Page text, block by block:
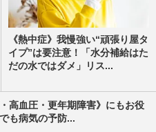
《熱中症》我慢強い“頑張り屋タ
イプ”は要注意！「水分補給はた
だの水ではダメ」リス...
高血圧・更年期障害》にもお役
も病気の予防...